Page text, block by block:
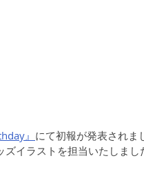
』 にて初報が発表されま
イラストを担当いたしまし